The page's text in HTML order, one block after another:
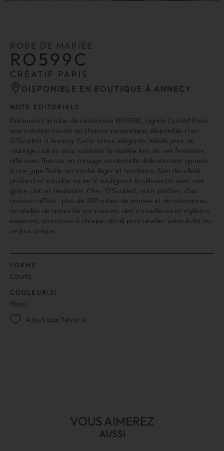
ROBE DE MARIÉE
RO599C
CRÉATIF PARIS
DISPONIBLE EN BOUTIQUE À ANNECY
NOTE ÉDITORIALE
Découvrez la robe de cérémonie RO599C signée Créatif Paris,
une création courte au charme romantique, disponible chez
O’Scarlett à Annecy. Cette tenue élégante, idéale pour un
mariage civil ou pour sublimer la mariée lors de ses festivités,
allie avec finesse un corsage en dentelle délicatement ajourée
à une jupe fluide au tombé léger et tendance. Son décolleté
profond et son dos nu en V soulignent la silhouette avec une
grâce chic et tendance. Chez O’Scarlett, vous profitez d’un
univers raffiné : plus de 300 robes de mariée et de cérémonie,
un atelier de retouche sur mesure, des conseillères et stylistes
expertes, attentives à chaque détail pour révéler votre éclat en
ce jour unique.
FORME
Courte
COULEUR(S)
Blanc
Ajout aux favoris
VOUS AIMEREZ
AUSSI